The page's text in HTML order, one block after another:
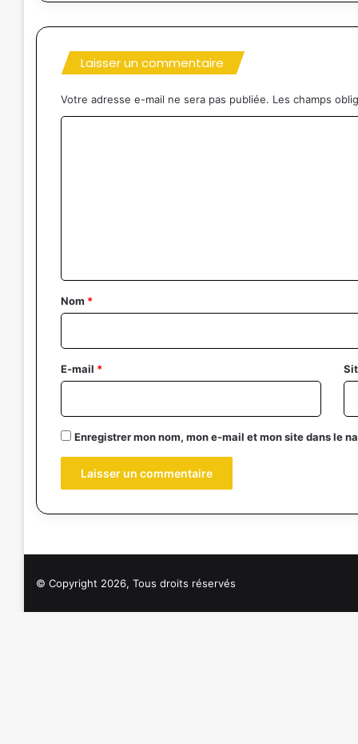
Laisser un commentaire
Votre adresse e-mail ne sera pas publiée. Les champs
a
i
r
e
Nom *
E-mail *
Enregistrer mon nom, mon e-mail et mon site dans le
© Copyright 2026, Tous droits réservés